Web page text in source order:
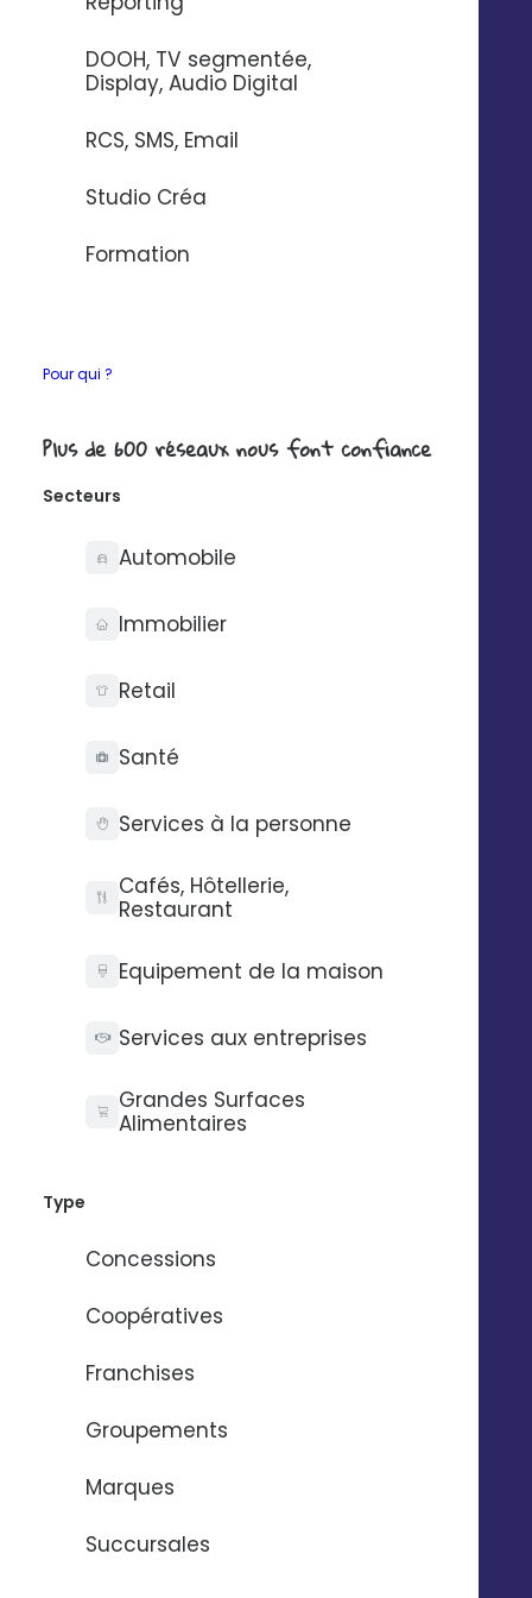
DOOH, TV segmentée,
Display, Audio Digital
RCS, SMS, Email
Studio Créa
Formation
Pour qui ?
Plus de 600 réseaux nous font confiance
Secteurs
Automobile
Immobilier
Retail
Santé
Services à la personne
Cafés, Hôtellerie,
Restaurant
Equipement de la maison
Services aux entreprises
Grandes Surfaces
Alimentaires
Type
Concessions
Coopératives
Franchises
Groupements
Marques
Succursales
CONTACTEZ-NOUS